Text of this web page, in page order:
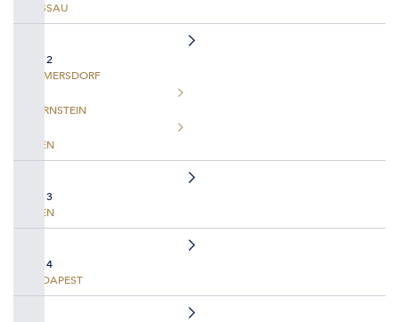
PASSAU
TAG 2
EMMERSDORF
DÜRNSTEIN
WIEN
TAG 3
WIEN
TAG 4
BUDAPEST